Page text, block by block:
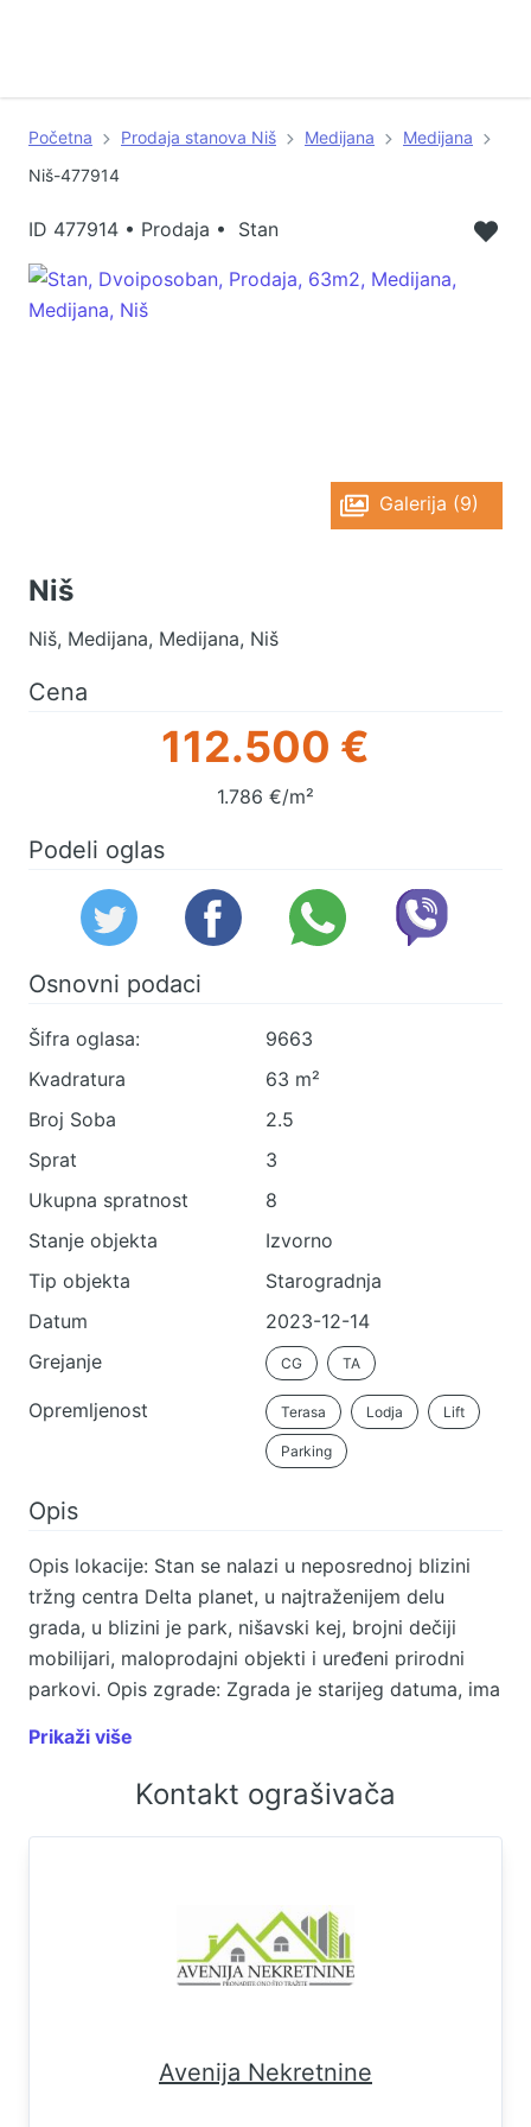
Početna Prodaja stanova Niš Medijana
Medijana
Niš-477914
ID 477914 • Prodaja • Stan
Galerija (9)
Niš
Niš, Medijana, Medijana, Niš
Cena
112.500 €
1.786 €/m²
Podeli oglas
Osnovni podaci
Šifra oglasa:
9663
Kvadratura
63 m²
Broj Soba
2.5
Sprat
3
Ukupna spratnost
8
Stanje objekta
Izvorno
Tip objekta
Starogradnja
Datum
2023-12-14
Grejanje
CG TA
Opremljenost Terasa Lodja Lift
Parking
Opis
Opis lokacije: Stan se nalazi u neposrednoj blizini
tržng centra Delta planet, u najtraženijem delu
grada, u blizini je park, nišavski kej, brojni dečiji
mobilijari, maloprodajni objekti i uređeni prirodni
parkovi. Opis zgrade: Zgrada je starijeg datuma, ima
u krugu zgrade i ne naplaćuje se. Opis stana: Stan je
po strukturi dvoiposoban,ukupne površine 63m2 po
rečima prodavca. Sastoji se od hodnika, dnevne
sobe sa trpezarijom i kuhinjom, dve spavaće sobe,
spratu u zgradi sa liftom. Na podovima je
parket/keramika, spoljašnja stolarija je od pvc
profila, grejanje je centralno gradsko. Stan je bez
zakažite razgledanje ove nepokretnosti sa
agencijom AVENIJA NEKRETNINE putem telefona:
Prikaži više
Kontakt ograšivača
Avenija Nekretnine